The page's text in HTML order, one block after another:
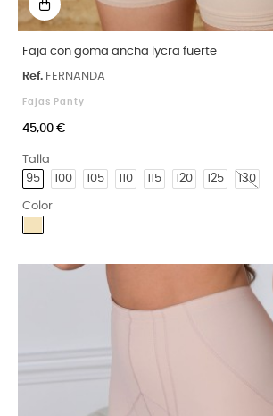
Faja con goma ancha lycra fuerte
Ref. FERNANDA
Fajas Panty
45,00 €
Talla
95
100 105 110 115 120 125 130
Color